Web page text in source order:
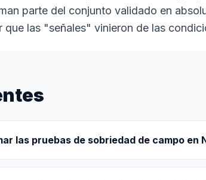
parte del conjunto validado en
las "señales" vinieron de las
las pruebas de sobriedad de campo en